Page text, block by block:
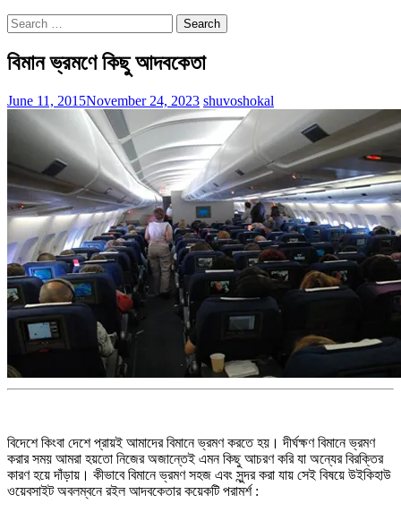
Search
for:
বিমান ভ্রমণে কিছু আদবকেতা
June 11, 2015November 24, 2023 shuvoshokal
বিদেশে কিংবা দেশে প্রায়ই আমাদের বিমানে ভ্রমণ করতে হয়। দীর্ঘক্ষণ বিমানে ভ্রমণ
করার সময় আমরা হয়তো নিজের অজান্তেই এমন কিছু আচরণ করি যা অন্যের বিরক্তির
কারণ হয়ে দাঁড়ায়। কীভাবে বিমানে ভ্রমণ সহজ এবং সুন্দর করা যায় সেই বিষয়ে উইকিহাউ
ওয়েবসাইট অবলম্বনে রইল আদবকেতার কয়েকটি পরামর্শ :